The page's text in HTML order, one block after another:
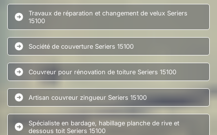
Travaux de réparation et changement de velux Seriers
15100
Société de couverture Seriers 15100
Couvreur pour rénovation de toiture Seriers 15100
Artisan couvreur zingueur Seriers 15100
Spécialiste en bardage, habillage planche de rive et
dessous toit Seriers 15100